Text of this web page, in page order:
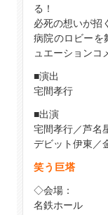
る！
必死の想いが招
病院のロビーを
ュエーションコ
■演出
宅間孝行
■出演
宅間孝行／芦名
デビット伊東
笑う巨塔
◇会場：
名鉄ホール